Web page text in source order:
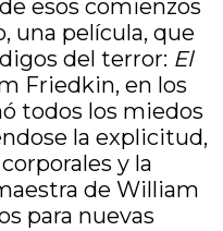
esos comienzos
una película, que
del terror: El
Friedkin, en los
todos los miedos
la explicitud,
y la
de William
para nuevas